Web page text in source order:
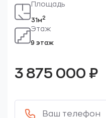
Площадь
31м2
Этаж
9 этаж
3 875 000 ₽